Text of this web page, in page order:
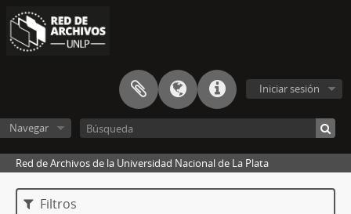
Iniciar sesión
Navegar
Red de Archivos de la Universidad Nacional de La Plata
Filtros